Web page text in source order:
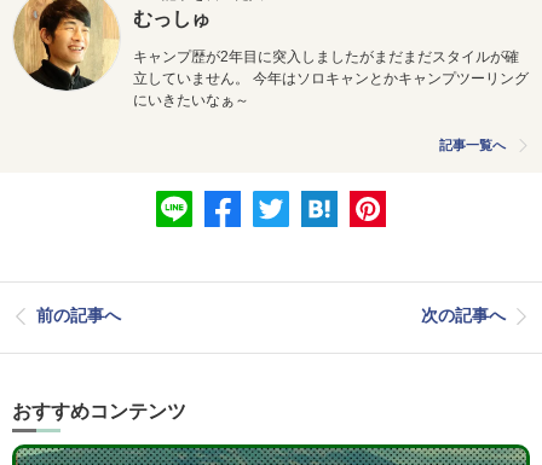
むっしゅ
キャンプ歴が2年目に突入しましたがまだまだスタイルが確
立していません。 今年はソロキャンとかキャンプツーリング
にいきたいなぁ～
記事一覧へ
前の記事へ 次の記事へ
おすすめコンテンツ